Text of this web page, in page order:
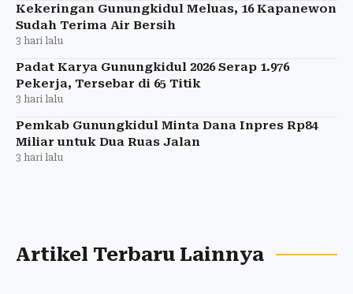
Kekeringan Gunungkidul Meluas, 16 Kapanewon
Sudah Terima Air Bersih
3 hari lalu
Padat Karya Gunungkidul 2026 Serap 1.976
Pekerja, Tersebar di 65 Titik
3 hari lalu
Pemkab Gunungkidul Minta Dana Inpres Rp84
Miliar untuk Dua Ruas Jalan
3 hari lalu
Artikel Terbaru Lainnya